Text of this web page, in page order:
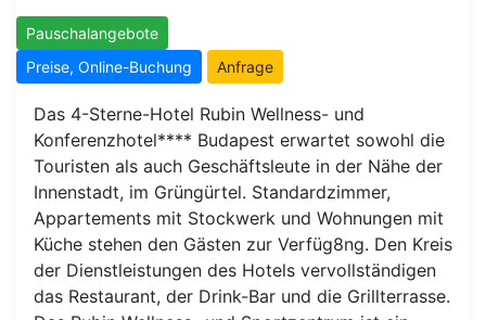
Pauschalangebote
Preise, Online-Buchung
Anfrage
Das 4-Sterne-Hotel Rubin Wellness- und
Konferenzhotel**** Budapest erwartet sowohl die
Touristen als auch Geschäftsleute in der Nähe der
Innenstadt, im Grüngürtel. Standardzimmer,
Appartements mit Stockwerk und Wohnungen mit
Küche stehen den Gästen zur Verfüg8ng. Den Kreis
der Dienstleistungen des Hotels vervollständigen
das Restaurant, der Drink-Bar und die Grillterrasse.